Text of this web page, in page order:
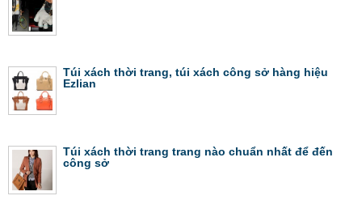
Túi xách thời trang, túi xách công sở hàng hiệu
Ezlian
Túi xách thời trang trang nào chuẩn nhất để đến
công sở